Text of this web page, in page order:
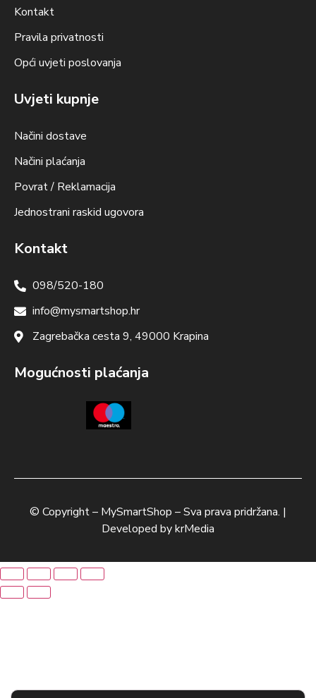
Kontakt
Pravila privatnosti
Opći uvjeti poslovanja
Uvjeti kupnje
Načini dostave
Načini plaćanja
Povrat / Reklamacija
Jednostrani raskid ugovora
Kontakt
098/520-180
info@mysmartshop.hr
Zagrebačka cesta 9, 49000 Krapina
Mogućnosti plaćanja
© Copyright – MySmartShop – Sva prava pridržana. |
Developed bykrMedia